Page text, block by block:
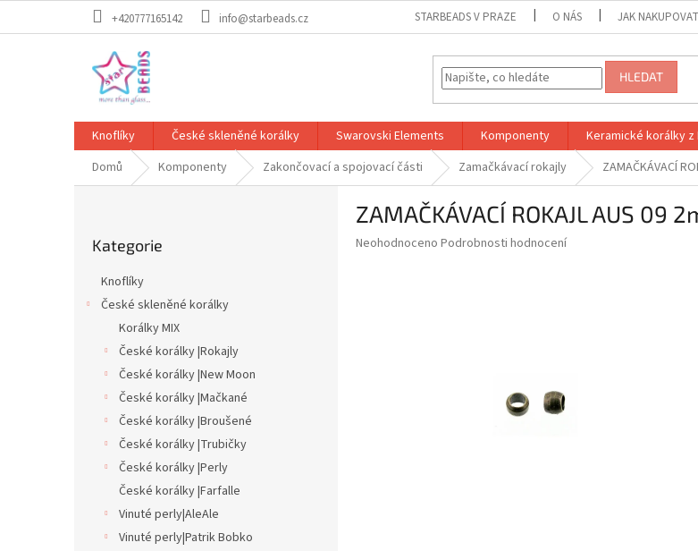
+420777165142 info@starbeads.cz STARBEADS V PRAZE O NÁS JAK NAKUPOVAT
HLEDAT
Knoflíky České skleněné korálky Swarovski Elements Komponenty Keramické korálky z
Domů
Komponenty Zakončovací a spojovací části Zamačkávací rokajly ZAMAČKÁVACÍ
kategorie
Kategorie
Knoflíky
České skleněné korálky
Korálky MIX
České korálky |Rokajly
České korálky |New Moon
České korálky |Mačkané
České korálky |Broušené
České korálky |Trubičky
České korálky |Perly
České korálky |Farfalle
Vinuté perly|AleAle
Vinuté perly|Patrik Bobko
ZAMAČKÁVACÍ ROKAJL AUS 09
Průměrné
Neohodnoceno Podrobnosti hodnocení